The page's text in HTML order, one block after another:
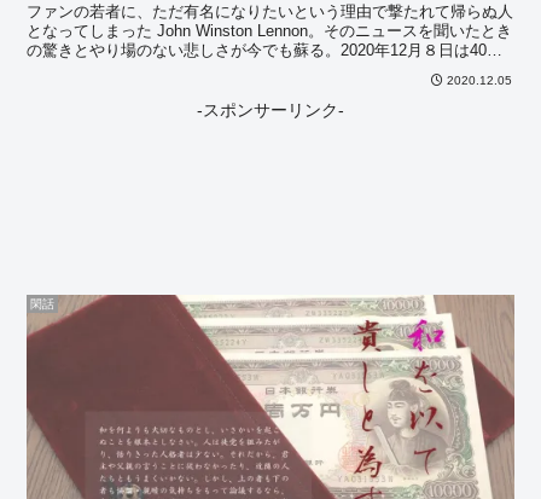
ファンの若者に、ただ有名になりたいという理由で撃たれて帰らぬ人
となってしまった John Winston Lennon。そのニュースを聞いたとき
の驚きとやり場のない悲しさが今でも蘇る。2020年12月８日は40回
2020.12.05
-スポンサーリンク-
閑話